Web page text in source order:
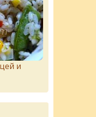
и